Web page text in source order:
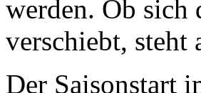
werden. Ob sich
verschiebt, steht
Der Saisonstart